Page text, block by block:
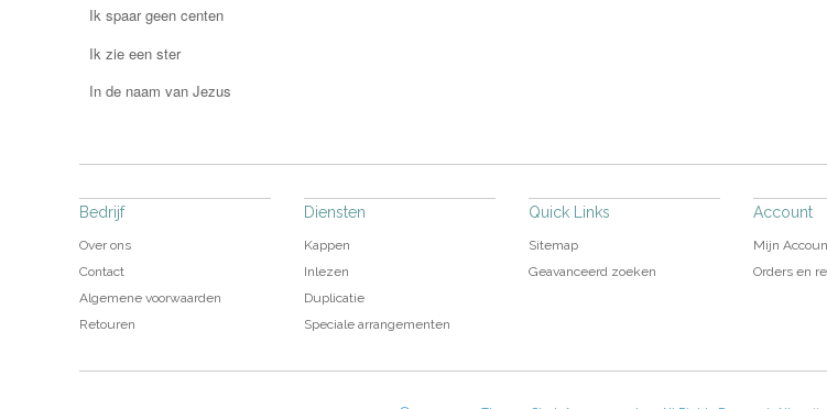
Ik spaar geen centen
Ik zie een ster
In de naam van Jezus
Bedrijf
Over ons
Contact
Algemene voorwaarden
Retouren
Diensten
Kappen
Inlezen
Duplicatie
Speciale arrangementen
Quick Links
Sitemap
Geavanceerd zoeken
Account
Mijn
Orders en